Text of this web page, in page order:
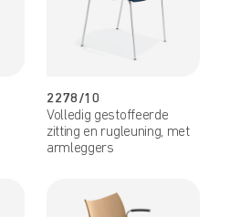
2278/10
Volledig gestoffeerde
zitting en rugleuning, met
armleggers